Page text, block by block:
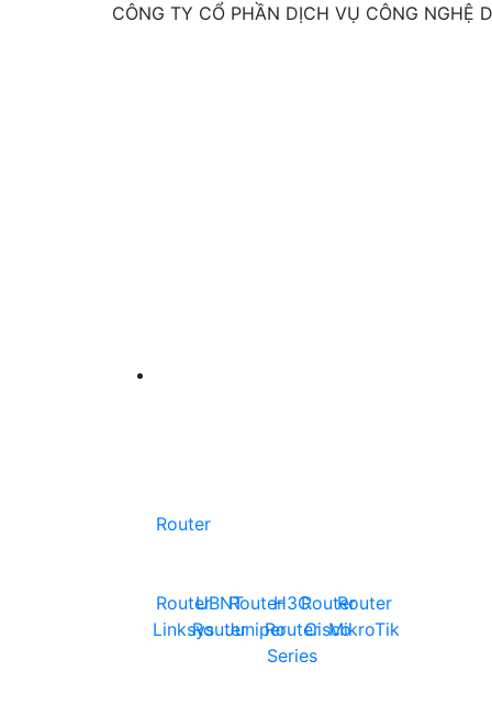
CÔNG TY CỔ PHẦN DỊCH VỤ CÔNG NGHỆ
Router
Router
Linksys
UBNT
Router
Router
Juniper
H3C
Router
Series
Router
Cisco
Router
MikroTik